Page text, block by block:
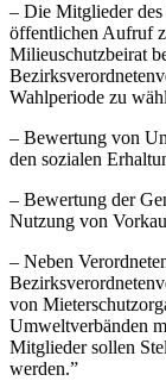
– Die Mitglieder des
öffentlichen Aufruf
Milieuschutzbeirat
Wahlperiode zu
– Bewertung von
den sozialen
– Bewertung der
Nutzung von
– Neben
von
Umweltverbänden
Mitglieder sollen
werden.”